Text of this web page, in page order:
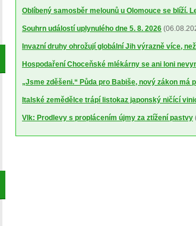
Oblíbený samosběr melounů u Olomouce se blíží.
Souhrn událostí uplynulého dne 5. 8. 2026
Invazní druhy ohrožují globální Jih výrazně více,
Hospodaření Choceňské mlékárny se ani loni
„Jsme zděšeni.“ Půda pro Babiše, nový zákon má
Italské zemědělce trápí listokaz japonský ničící
Vlk: Prodlevy s proplácením újmy za ztížení pastvy